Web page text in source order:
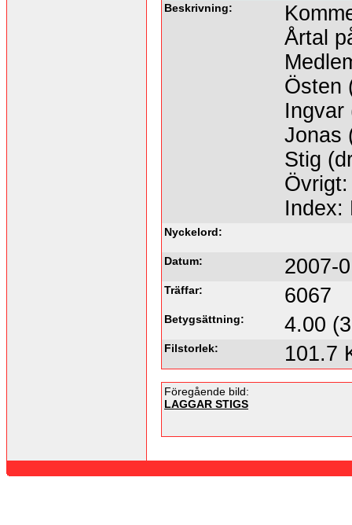
Beskrivning:
Årtal
Östen
Ingvar
Jonas
Stig
Övrigt:
Index:
Nyckelord:
Datum: 2007-
Träffar: 6067
Betygsättning: 4.00
Filstorlek: 101.7
Föregående bild:
LAGGAR STIGS